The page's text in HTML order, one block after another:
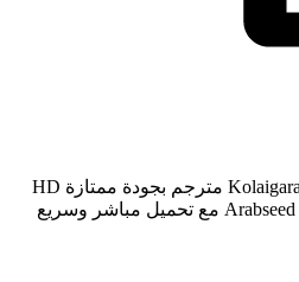
استمتع بمشاهدة فيلم Kolaigaran 2019 مترجم بجودة ممتازة HD
اون لاين عبر موقع عرب سيد Arabseed مع تحميل مباشر وسريع